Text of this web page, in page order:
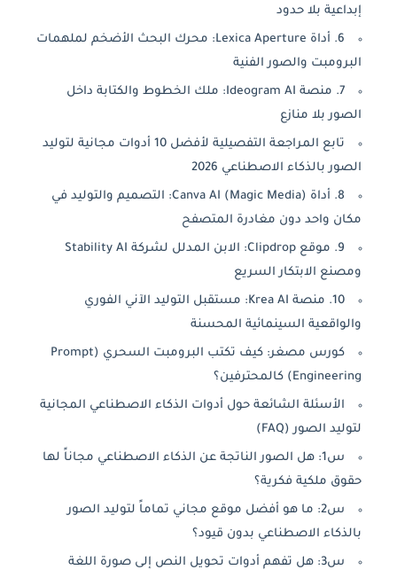
إبداعية بلا حدود
6. أداة Lexica Aperture: محرك البحث الأضخم لملهمات
البرومبت والصور الفنية
7. منصة Ideogram AI: ملك الخطوط والكتابة داخل
الصور بلا منازع
تابع المراجعة التفصيلية لأفضل 10 أدوات مجانية لتوليد
الصور بالذكاء الاصطناعي 2026
8. أداة Canva AI (Magic Media): التصميم والتوليد في
مكان واحد دون مغادرة المتصفح
9. موقع Clipdrop: الابن المدلل لشركة Stability AI
ومصنع الابتكار السريع
10. منصة Krea AI: مستقبل التوليد الآني الفوري
والواقعية السينمائية المحسنة
كورس مصغر: كيف تكتب البرومبت السحري (Prompt
Engineering) كالمحترفين؟
الأسئلة الشائعة حول أدوات الذكاء الاصطناعي المجانية
لتوليد الصور (FAQ)
س1: هل الصور الناتجة عن الذكاء الاصطناعي مجاناً لها
حقوق ملكية فكرية؟
س2: ما هو أفضل موقع مجاني تماماً لتوليد الصور
بالذكاء الاصطناعي بدون قيود؟
س3: هل تفهم أدوات تحويل النص إلى صورة اللغة